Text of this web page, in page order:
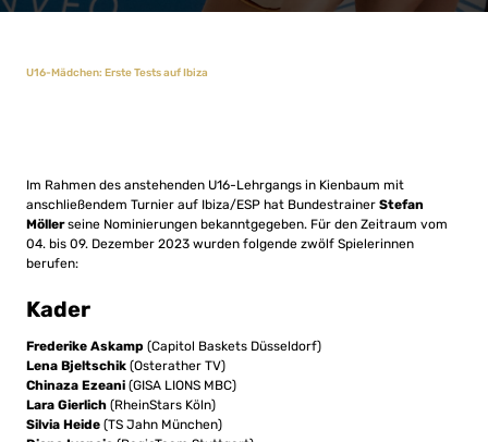
U16-Mädchen: Erste Tests auf Ibiza
Im Rahmen des anstehenden U16-Lehrgangs in Kienbaum mit
anschließendem Turnier auf Ibiza/ESP hat Bundestrainer Stefan
Möllerseine Nominierungen bekanntgegeben. Für den Zeitraum vom
04. bis 09. Dezember 2023 wurden folgende zwölf Spielerinnen
berufen:
Kader
Frederike Askamp (Capitol Baskets Düsseldorf)
Lena Bjeltschik (Osterather TV)
Chinaza Ezeani (GISA LIONS MBC)
Lara Gierlich (RheinStars Köln)
Silvia Heide (TS Jahn München)